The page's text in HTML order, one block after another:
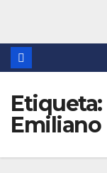
Etiqueta:
Emiliano